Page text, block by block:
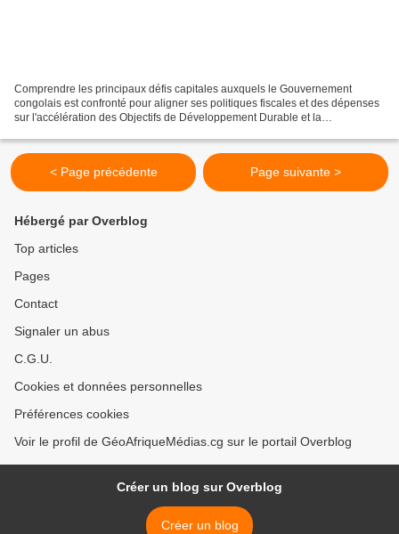
Comprendre les principaux défis capitales auxquels le Gouvernement
congolais est confronté pour aligner ses politiques fiscales et des dépenses
sur l'accélération des Objectifs de Développement Durable et la
< Page précédente Page suivante >
Hébergé par Overblog
Top articles
Pages
Contact
Signaler un abus
C.G.U.
Cookies et données personnelles
Préférences cookies
Voir le profil de GéoAfriqueMédias.cg sur le portail Overblog
Créer un blog sur Overblog
Créer un blog